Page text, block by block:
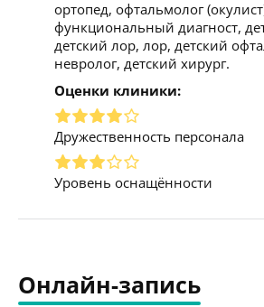
ортопед, офтальмолог
функциональный диагност,
детский лор, лор, детский
невролог, детский хирург.
Оценки клиники:
Дружественность персонала
Уровень оснащённости
Онлайн-запись